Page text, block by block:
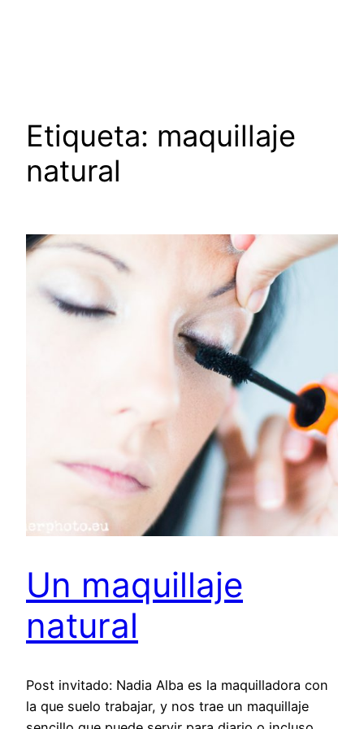
Etiqueta: maquillaje
natural
Un maquillaje
natural
Post invitado: Nadia Alba es la maquilladora con
la que suelo trabajar, y nos trae un maquillaje